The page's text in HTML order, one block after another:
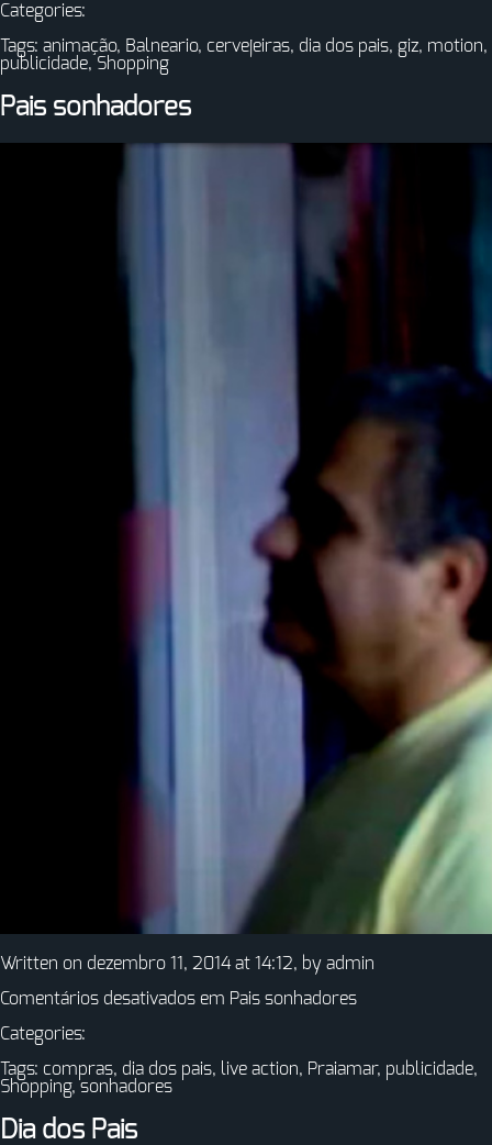
Categories:
Tags: animação, Balneario, cervejeiras, dia dos pais, giz, motion,
publicidade, Shopping
Pais sonhadores
Written on dezembro 11, 2014 at 14:12, by admin
Comentários desativados em Pais sonhadores
Categories:
Tags: compras, dia dos pais, live action, Praiamar, publicidade,
Shopping,sonhadores
Dia dos Pais